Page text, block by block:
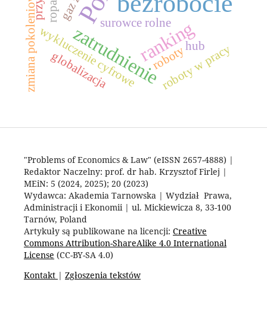
ranking
zatrudnienieroboty
roboty w pracy
wykluczenie cyfrowe hub
zmiana pokoleniowa surowce rolne
globalizacja
"Problems of Economics & Law" (eISSN 2657-4888) |
Redaktor Naczelny: prof. dr hab. Krzysztof Firlej |
MEiN: 5 (2024, 2025); 20 (2023)
Wydawca: Akademia Tarnowska | Wydział Prawa,
Administracji i Ekonomii | ul. Mickiewicza 8, 33-100
Tarnów, Poland
Artykuły są publikowane na licencji: Creative
Commons Attribution-ShareAlike 4.0 International
License (CC-BY-SA 4.0)
Kontakt | Zgłoszenia tekstów